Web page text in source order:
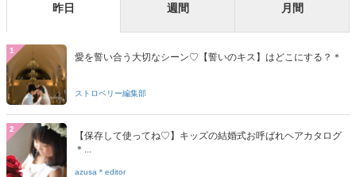
昨日 週間 月間
1
愛を誓い合う大切なシーン♡【誓いのキス】はどこにする？＊
ストロベリー編集部
2
【保存して使ってね♡】キッズの結婚式お呼ばれヘアカタログ
＊...
azusa＊editor